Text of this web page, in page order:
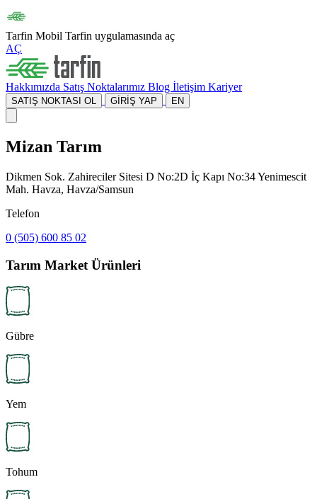
Tarfin Mobil Tarfin uygulamasında aç
AÇ
Hakkımızda Satış Noktalarımız Blog İletişim Kariyer
SATIŞ NOKTASI OL GİRİŞ YAP EN
Mizan Tarım
Dikmen Sok. Zahireciler Sitesi D No:2D İç Kapı No:34 Yenimescit
Mah. Havza, Havza/Samsun
Telefon
0 (505) 600 85 02
Tarım Market Ürünleri
Gübre
Yem
Tohum